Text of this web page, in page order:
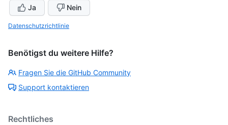
Ja Nein
Datenschutzrichtlinie
Benötigst du weitere Hilfe?
Fragen Sie die GitHub Community
Support kontaktieren
Rechtliches